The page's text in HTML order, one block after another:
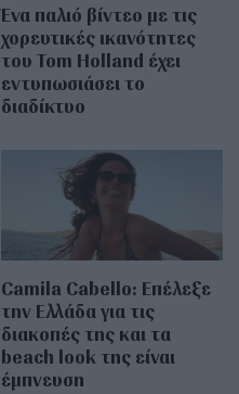
Ένα παλιό βίντεο με τις
χορευτικές ικανότητες
του Tom Holland έχει
εντυπωσιάσει το
διαδίκτυο
Camila Cabello: Επέλεξε
την Ελλάδα για τις
διακοπές της και τα
beach look της είναι
έμπνευση